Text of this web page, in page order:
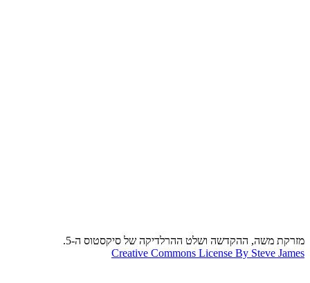
מזרקת משה, ההקדשה ושלט ההרלדיקה של סיקסטוס ה-5.
Creative Commons License By Steve James